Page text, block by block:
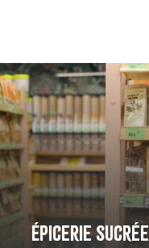
Épicerie sucrée